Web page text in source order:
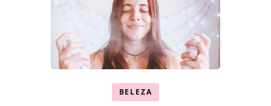
BELEZA